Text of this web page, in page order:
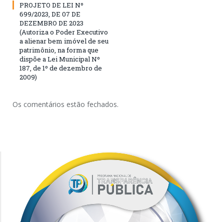
PROJETO DE LEI Nº
699/2023, DE 07 DE
DEZEMBRO DE 2023
(Autoriza o Poder Executivo
a alienar bem imóvel de seu
patrimônio, na forma que
dispõe a Lei Municipal Nº
187, de 1º de dezembro de
2009)
Os comentários estão fechados.